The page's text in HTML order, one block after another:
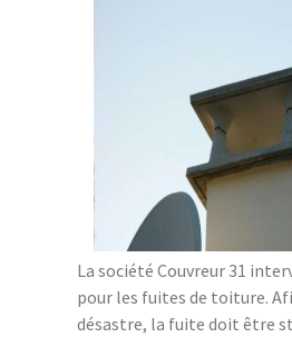
La société Couvreur 31
pour les fuites de toiture.
désastre, la fuite doit être